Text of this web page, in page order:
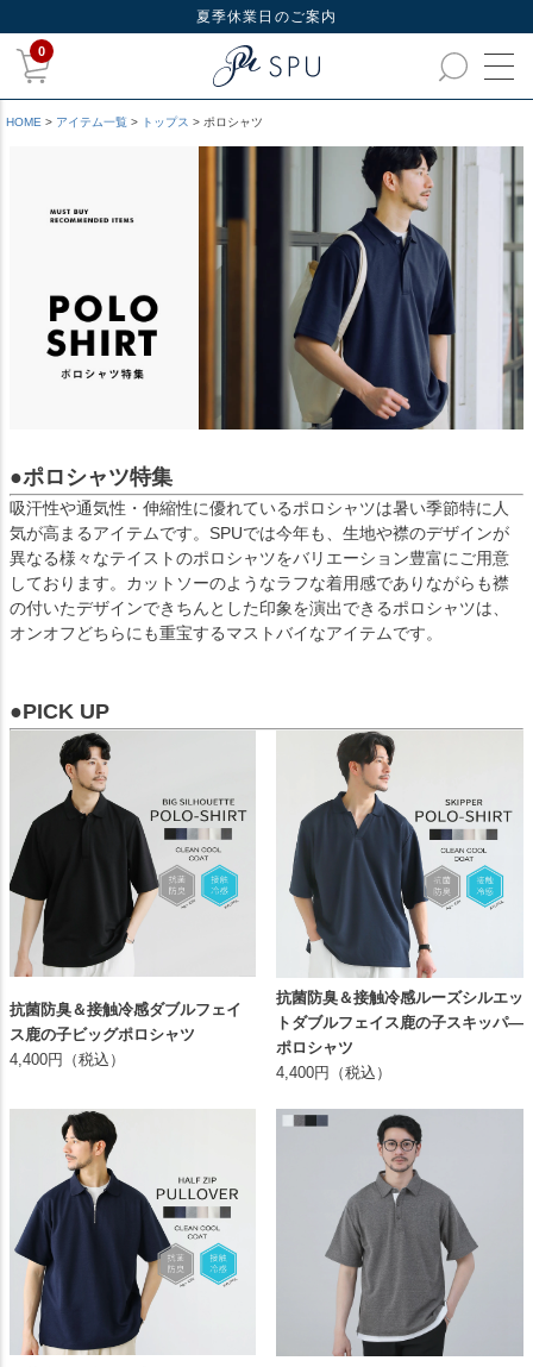
夏季休業日のご案内
0
HOME アイテム一覧 トップス ポロシャツ
●ポロシャツ特集
吸汗性や通気性・伸縮性に優れているポロシャツは暑い季節特に人
気が高まるアイテムです。SPUでは今年も、生地や襟のデザインが
異なる様々なテイストのポロシャツをバリエーション豊富にご用意
しております。カットソーのようなラフな着用感でありながらも襟
の付いたデザインできちんとした印象を演出できるポロシャツは、
オンオフどちらにも重宝するマストバイなアイテムです。
●PICK UP
抗菌防臭＆接触冷感ダブルフェイ
ス鹿の子ビッグポロシャツ
4,400円（税込）
抗菌防臭＆接触冷感ルーズシルエッ
トダブルフェイス鹿の子スキッパ―
ポロシャツ
4,400円（税込）